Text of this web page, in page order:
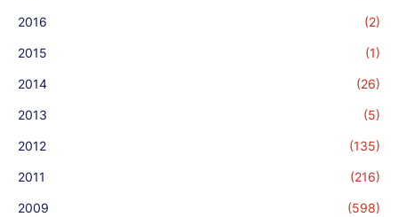
2016 (2)
2015 (1)
2014 (26)
2013 (5)
2012 (135)
2011 (216)
2009 (598)